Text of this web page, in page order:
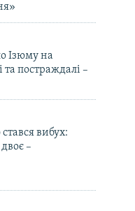
Ізюму на
та постраждалі –
вибух:
–